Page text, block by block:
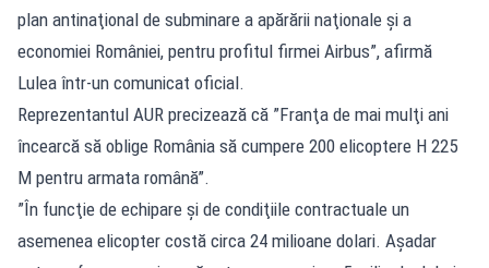
plan antinaţional de subminare a apărării naţionale şi a
economiei României, pentru profitul firmei Airbus”, afirmă
Lulea într-un comunicat oficial.
Reprezentantul AUR precizează că ”Franţa de mai mulţi ani
încearcă să oblige România să cumpere 200 elicoptere H 225
M pentru armata română”.
”În funcţie de echipare şi de condiţiile contractuale un
asemenea elicopter costă circa 24 milioane dolari. Aşadar